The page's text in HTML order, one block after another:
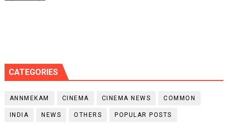
CATEGORIES
ANNMEKAM CINEMA CINEMA NEWS COMMON
INDIA NEWS OTHERS POPULAR POSTS